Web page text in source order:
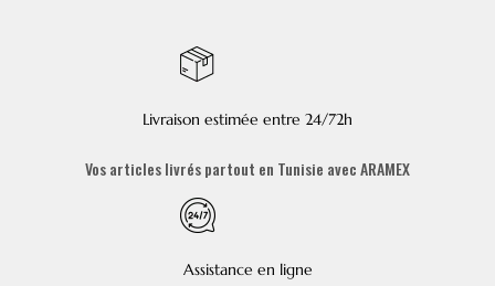
Livraison estimée entre 24/72h
Vos articles livrés partout en Tunisie avec ARAMEX
Assistance en ligne